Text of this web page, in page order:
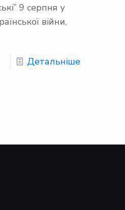
9 серпня у
війни,
Детальніше